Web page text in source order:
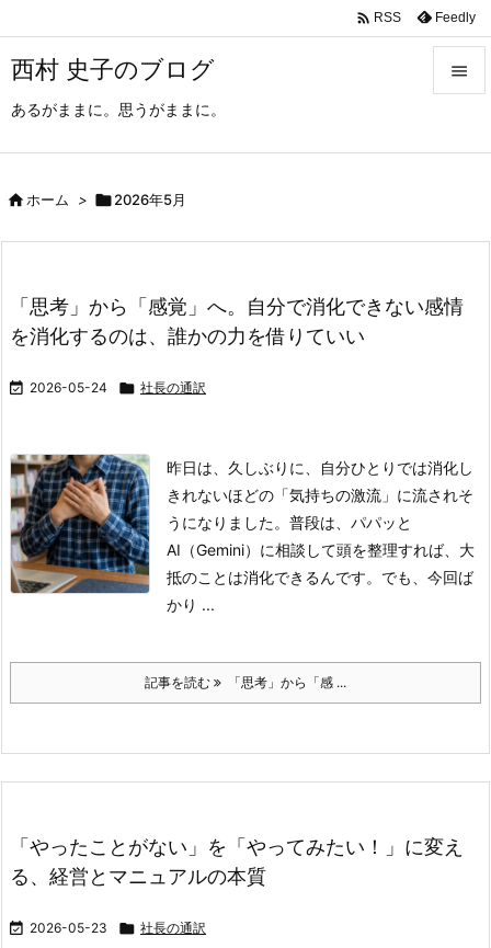
西村 史子のブログ
あるがままに。思うがままに。

次へ
 RSS Feedly
ホーム > 2026年5月
「思考」から「感覚」へ。自分で消化できない感情
を消化するのは、誰かの力を借りていい
 2026-05-24  社長の通訳
昨日は、久しぶりに、自分ひとりでは消化し
きれないほどの「気持ちの激流」に流されそ
うになりました。 ​普段は、パパッと
AI（Gemini）に相談して頭を整理すれば、大
抵のことは消化できるんです。 でも、今回ば
かり ...
記事を読む 「思考」から「感 ...
「やったことがない」を「やってみたい！」に変え
る、経営とマニュアルの本質
 2026-05-23  社長の通訳